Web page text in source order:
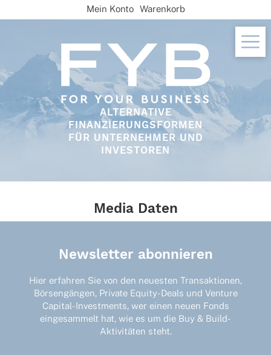
to
ALTERNATIVE
FINANZIERUNGSFORMEN
FÜR UNTERNEHMER UND
INVESTOREN
Mein Konto Warenkorb
Media Daten
Newsletter abonnieren
Hier erfahren Sie von den neuesten Transaktionen,
Börsengängen, Private Equity-Deals und Venture
Capital-Investments, wer einen neuen Fonds
eingesammelt hat, wie es um die Buy & Build-
Aktivitäten steht.